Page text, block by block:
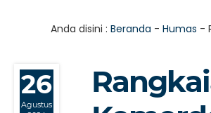
Anda disini : Beranda - Humas -
26
Agustus